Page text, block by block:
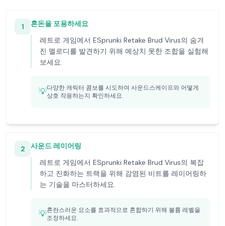
1
혼돈을 포용하세요
레트로 게임에서 ESprunki Retake Brud Virus의 숨겨
진 멜로디를 발견하기 위해 예상치 못한 조합을 실험해
보세요.
💡다양한 캐릭터 콤보를 시도하여 사운드스케이프와 어떻게
상호 작용하는지 확인하세요.
2
사운드 레이어링
레트로 게임에서 ESprunki Retake Brud Virus의 복잡
하고 진화하는 트랙을 위해 감염된 비트를 레이어링하
는 기술을 마스터하세요.
💡혼란스러운 요소를 효과적으로 혼합하기 위해 볼륨 레벨을
조정하세요.